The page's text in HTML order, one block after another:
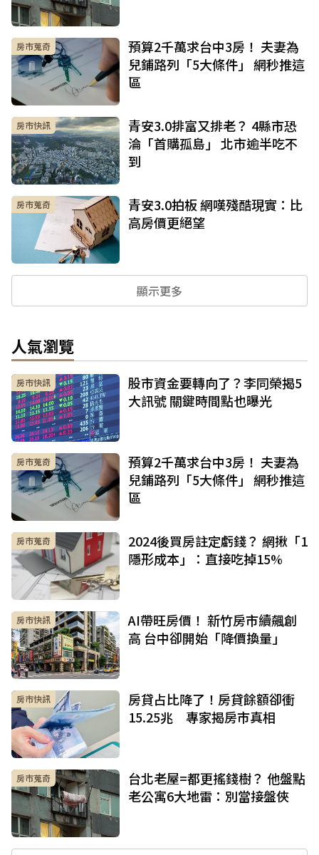
房市蒐奇
預算2千萬求台中3房！ 夫妻為
兒鋪路列「5大條件」 網秒推這
區
房市快訊
青安3.0排富又排老？ 4縣市恐
淪「首購孤島」 北市逾半吃不
到
房市蒐奇
青安3.0拍板 網嘆殘酷現實：比
高房價更絕望
顯示更多
人氣瀏覽
房市快訊
股市資金要轉向了？李同榮揭5
大訊號 關鍵時間點也曝光
房市蒐奇
預算2千萬求台中3房！ 夫妻為
兒鋪路列「5大條件」 網秒推這
區
房市蒐奇
2024後買房註定虧錢？ 網揪「1
隱形成本」：直接吃掉15%
房市快訊
AI帶旺房價！ 新竹房市續飆創
高 台中卻開始「降價換量」
房市快訊
房貸占比降了！房貸餘額卻衝
15.25兆 專家揭房市真相
房市蒐奇
台北老屋=都更搖錢樹？ 他盤點
老公寓6大地雷：別當接盤俠